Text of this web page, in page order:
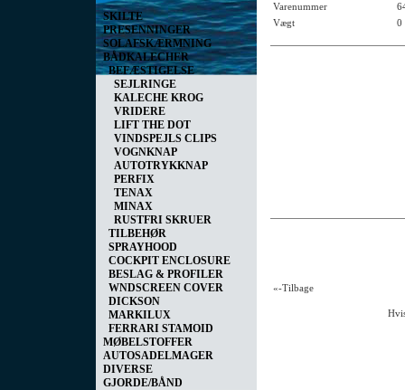
SKILTE
PRESENNINGER
SOLAFSKÆRMNING
BÅDKALECHER
BEFÆSTIGELSE
SEJLRINGE
KALECHE KROG
VRIDERE
LIFT THE DOT
VINDSPEJLS CLIPS
VOGNKNAP
AUTOTRYKKNAP
PERFIX
TENAX
MINAX
RUSTFRI SKRUER
TILBEHØR
SPRAYHOOD
COCKPIT ENCLOSURE
BESLAG & PROFILER
WNDSCREEN COVER
DICKSON
MARKILUX
FERRARI STAMOID
MØBELSTOFFER
AUTOSADELMAGER
DIVERSE
GJORDE/BÅND
Varenummer
Vægt
0
«-Tilbage